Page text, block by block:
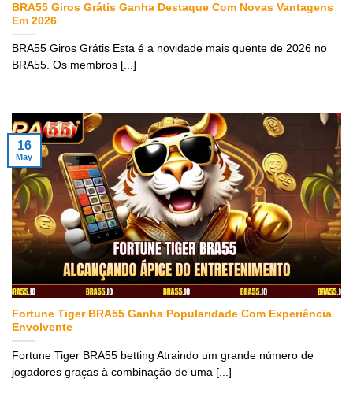
BRA55 Giros Grátis Ganha Destaque Com Novas Vantagens
Em 2026
BRA55 Giros Grátis Esta é a novidade mais quente de 2026 no
BRA55. Os membros [...]
Fortune Tiger BRA55 Ganha Popularidade Com Experiência
Envolvente
Fortune Tiger BRA55 betting Atraindo um grande número de
jogadores graças à combinação de uma [...]
16
May